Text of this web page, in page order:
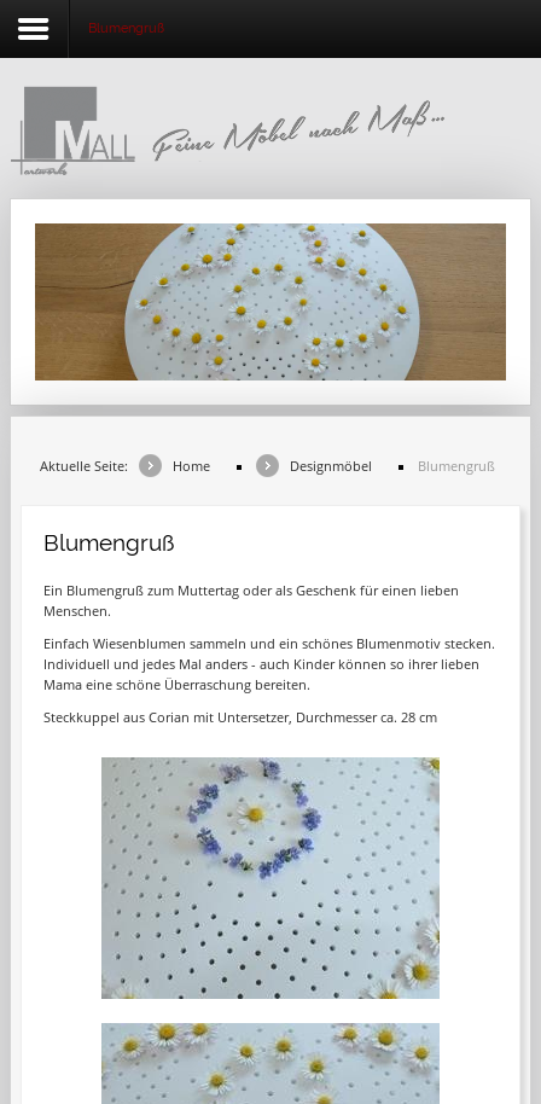
Home
Unternehmen
Beratung
Schreinereiprodukte
Designmöbel
Ideenwerkstatt
Blumengruß
Aktuelle Seite: Home Designmöbel Blumengruß
Blumengruß
Ein Blumengruß zum Muttertag oder als Geschenk für einen lieben
Menschen.
Einfach Wiesenblumen sammeln und ein schönes Blumenmotiv stecken.
Individuell und jedes Mal anders - auch Kinder können so ihrer lieben
Mama eine schöne Überraschung bereiten.
Steckkuppel aus Corian mit Untersetzer, Durchmesser ca. 28 cm